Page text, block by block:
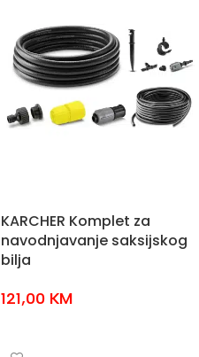
KARCHER Komplet za
navodnjavanje saksijskog
bilja
121,00 KM